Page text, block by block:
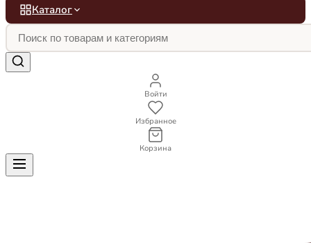
Каталог
Войти
Избранное
Корзина